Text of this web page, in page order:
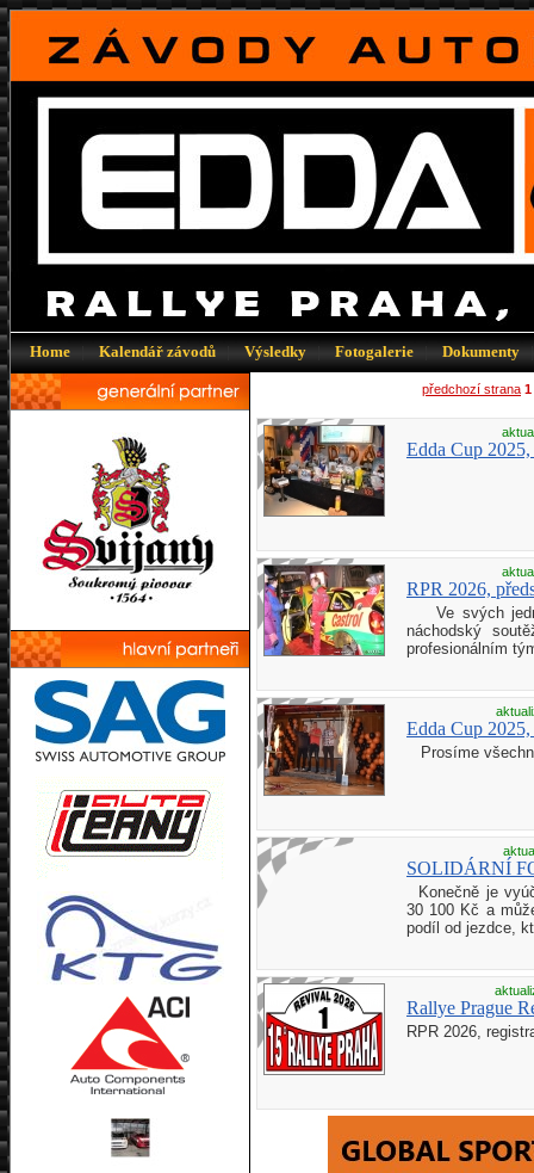
Home Kalendář závodů Výsledky Fotogalerie Dokumenty
předchozí strana 1
Edda Cup
RPR 2026,
Ve svých
náchodský
profesionálním
Edda Cup
Prosíme
SOLIDÁRNÍ
Konečně je
30 100 Kč a
podíl od jezdce,
Rallye Prague
RPR 2026,